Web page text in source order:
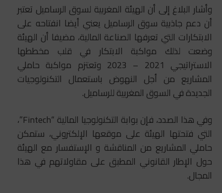
وأشار البلاغ إلى أن الهيئة المغربية لسوق الرساميل تعتبر
أن دعم جاذبية سوق الرساميل يعني أيضا انفتاحه على
الابتكارات التي تعرفها الصناعة المالية، مضيفا أن الهيئة
وضعت لذلك مواكبة الابتكار في قلب مخططها
الاستراتيجي 2021 – 2023 وتعتزم مواكبة حاملي
المشاريع من أجل النهوض باستعمال التكنولوجيات
الجديدة في السوق المغربية للرساميل.
وفي هذا الصدد، فإن بوابة التكنولوجيا المالية “Fintech”،
التي فتحتها الهيئة على موقعها الإلكتروني، ستمكن
حاملي المشاريع من المناقشة و الإستفسار مع الهيئة
حول الإطار القانوني المطبق على مقاولاتهم في هذا
المجال.